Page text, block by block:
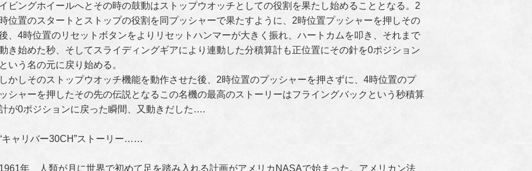
イビングホイールへとその時の鼓動はストップウオッチとしての役割を果たし始めることとなる。2
時位置のスタートとストップの役割を同プッシャーで果たすように、2時位置プッシャーを押しその
、4時位置のリセットボタンをよりリセットハンマーが大きく振れ、ハートカムを叩き、それまで
き始めた秒、そしてスライディングギアにより連動した分積算計も正位置にその針を0ポジション
という名の元に戻り始める。
しかしそのストップウオッチ機能を動作させた後、2時位置のプッシャーを押さずに、4時位置のプ
ッシャーを押したその先の伝説となるこの名機の最高のストーリーはフライングバックという秒積算
が0ポジションに戻った瞬間、又動きだした….
キャリバー30CH”ストーリー……
1961年、人類が月に世界で初めて足を踏み入れる計画がアメリカNASAで始まった。アメリカン法